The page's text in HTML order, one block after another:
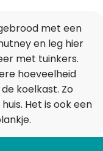
met een
en leg hier
met tuinkers.
hoeveelheid
koelkast. Zo
Het is ook een